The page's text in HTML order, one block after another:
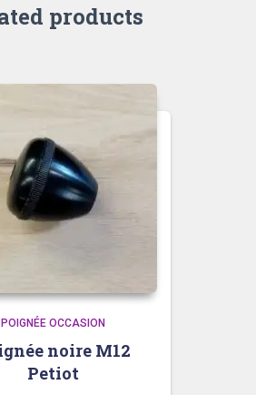
products
POIGNÉE OCCASION
noire M12
Petiot